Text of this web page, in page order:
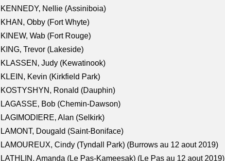
KENNEDY, Nellie (Assiniboia)
KHAN, Obby (Fort Whyte)
KINEW, Wab (Fort Rouge)
KING, Trevor (Lakeside)
KLASSEN, Judy (Kewatinook)
KLEIN, Kevin (Kirkfield Park)
KOSTYSHYN, Ronald (Dauphin)
LAGASSE, Bob (Chemin-Dawson)
LAGIMODIERE, Alan (Selkirk)
LAMONT, Dougald (Saint-Boniface)
LAMOUREUX, Cindy (Tyndall Park) (Burrows au 12 aout 2019)
LATHLIN, Amanda (Le Pas-Kameesak) (Le Pas au 12 aout 2019)